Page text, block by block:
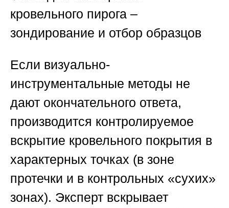
кровельного пирога –
зондирование и отбор образцов
Если визуально-
инструментальные методы не
дают окончательного ответа,
производится контролируемое
вскрытие кровельного покрытия в
характерных точках (в зоне
протечки и в контрольных «сухих»
зонах). Эксперт вскрывает